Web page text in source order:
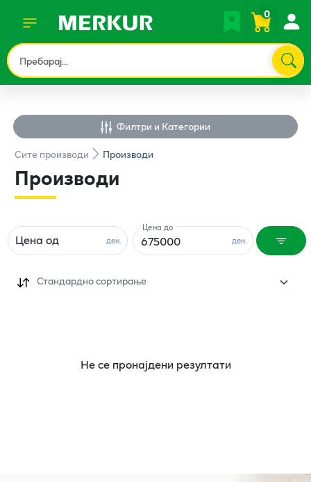
0
Филтри и Категории
Ситепроизводи Производи
Производи
ден.
Цена од ден.
Цена до
Стандардно сортирање
Не се пронајдени резултати